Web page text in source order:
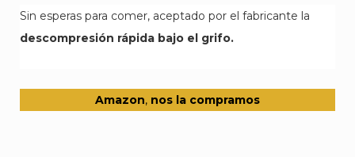
Sin esperas para comer, aceptado por el fabricante la
descompresión rápida bajo el grifo.
Amazon, nos la compramos